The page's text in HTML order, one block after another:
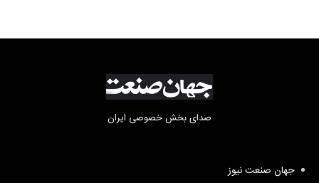
صدای بخش خصوصی ایران
جهان صنعت نیوز